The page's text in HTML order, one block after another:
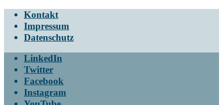
Kontakt
Impressum
Datenschutz
LinkedIn
Twitter
Facebook
Instagram